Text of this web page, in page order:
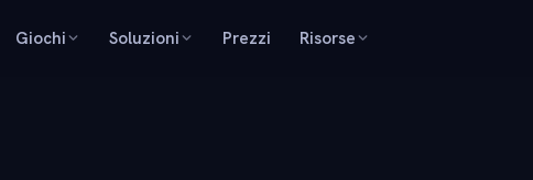
Giochi Soluzioni Prezzi Risorse